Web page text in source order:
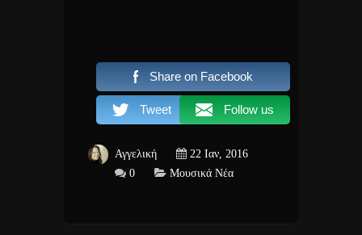
Share on Facebook
Tweet Follow us
Αγγελική
22 Ιαν, 2016
0
Μουσικά Νέα